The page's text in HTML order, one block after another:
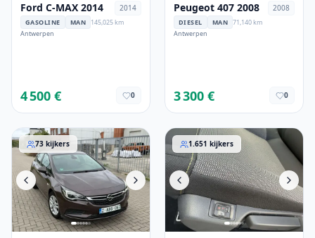
Ford C-MAX 2014 2014
GASOLINE MAN
145,025 km
Antwerpen
4 500 € 0
Peugeot 407 2008 2008
DIESEL MAN 71,140 km
Antwerpen
3 300 € 0
Opel Astra 2016
73 kijkers Citroen C3
1.651 kijkers